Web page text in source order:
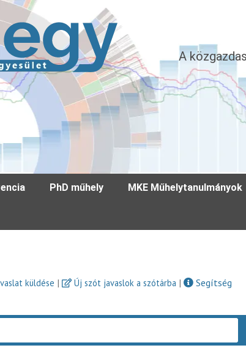
A
PhD műhely MKE Műhelytanulmányok
küldése | Új szót javaslok a szótárba |
Segítség